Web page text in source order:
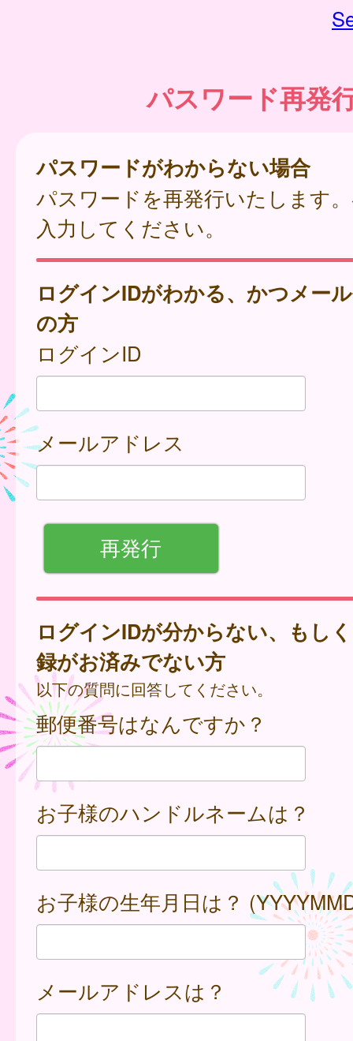
パスワード再発
パスワードがわからない場合
パスワードを再発行いたします
入力してください。
ログインIDがわかる、かつメー
の方
ログインID
メールアドレス
ログインIDが分からない、もし
録がお済みでない方
以下の質問に回答してください。
郵便番号はなんですか？
お子様のハンドルネームは？
お子様の生年月日は？
メールアドレスは？